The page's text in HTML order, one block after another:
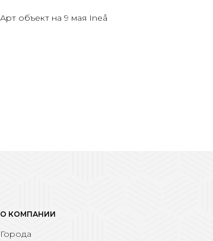
Арт объект на 9 мая Ineå
О КОМПАНИИ
Города